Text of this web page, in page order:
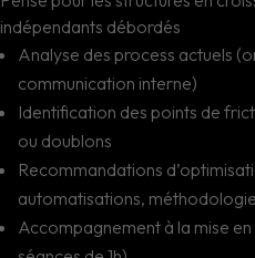
indépendants débordés
Analyse des process actuels
communication interne)
Identification des points de
ou doublons
Recommandations
automatisations, méthodologie
Accompagnement à la mise